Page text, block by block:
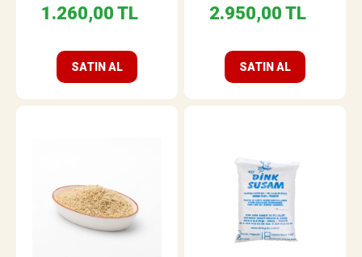
1.260,00 TL
SATIN AL
2.950,00 TL
SATIN AL